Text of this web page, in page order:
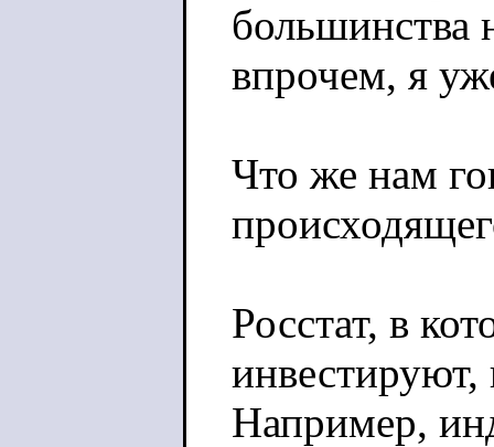
большинства
впрочем, я
Что же нам
Росстат, в
Например,